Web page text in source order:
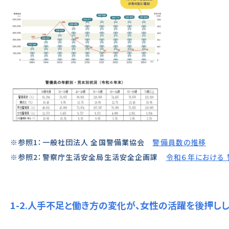
※参照1：一般社団法人 全国警備業協会警備員数の推移
※参照2：警察庁生活安全局生活安全企画課 令和６年における
1-2.人手不足と働き方の変化が、女性の活躍を後押し